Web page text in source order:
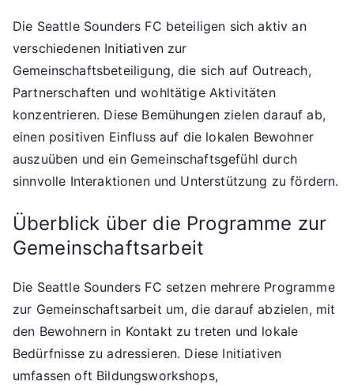
Die Seattle Sounders FC beteiligen sich aktiv an
verschiedenen Initiativen zur
Gemeinschaftsbeteiligung, die sich auf Outreach,
Partnerschaften und wohltätige Aktivitäten
konzentrieren. Diese Bemühungen zielen darauf ab,
einen positiven Einfluss auf die lokalen Bewohner
auszuüben und ein Gemeinschaftsgefühl durch
sinnvolle Interaktionen und Unterstützung zu fördern.
Überblick über die Programme zur
Gemeinschaftsarbeit
Die Seattle Sounders FC setzen mehrere Programme
zur Gemeinschaftsarbeit um, die darauf abzielen, mit
den Bewohnern in Kontakt zu treten und lokale
Bedürfnisse zu adressieren. Diese Initiativen
umfassen oft Bildungsworkshops,